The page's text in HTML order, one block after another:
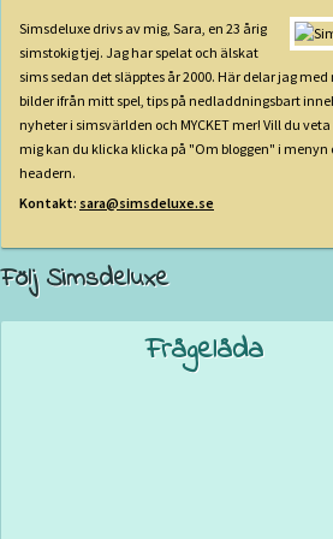
Simsdeluxe drivs av mig, Sara, en 23 årig
simstokig tjej. Jag har spelat och älskat
sims sedan det släpptes år 2000. Här delar jag med
bilder ifrån mitt spel, tips på nedladdningsbart
nyheter i simsvärlden och MYCKET mer! Vill du
mig kan du klicka klicka på "Om bloggen" i menyn
headern.
Kontakt: sara@simsdeluxe.se
Följ Simsdeluxe
Frågelåda